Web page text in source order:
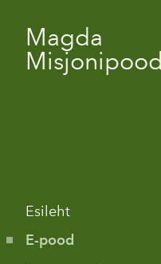
Magda
Misjonipood
Esileht
E-pood